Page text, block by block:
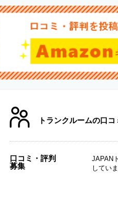
トランクルームの口コ
口コミ・評判
募集
JAPAN
していま